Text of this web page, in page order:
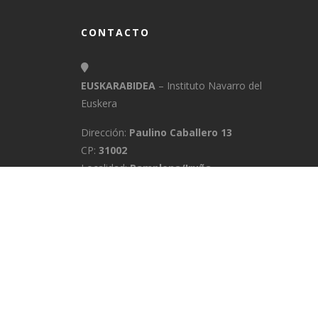
CONTACTO
EUSKARABIDEA – Instituto Navarro del
Euskera
Dirección: Paulino Caballero 13
CP: 31002
Localidad:Pamplona/Iruña